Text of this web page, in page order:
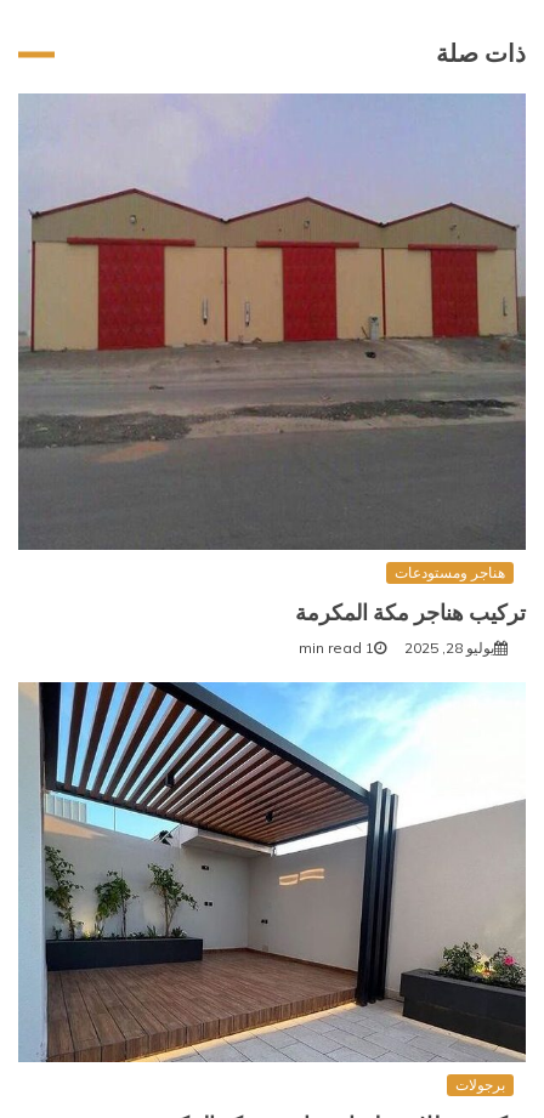
ذات صلة
هناجر ومستودعات
تركيب هناجر مكة المكرمة
يوليو 28, 2025 1 min read
برجولات